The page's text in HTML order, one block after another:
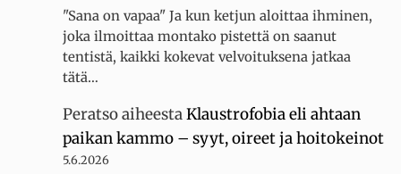
"Sana on vapaa" Ja kun ketjun aloittaa ihminen,
joka ilmoittaa montako pistettä on saanut
tentistä, kaikki kokevat velvoituksena jatkaa
tätä…
PeratsoaiheestaKlaustrofobia eli ahtaan
paikan kammo – syyt, oireet ja hoitokeinot
5.6.2026